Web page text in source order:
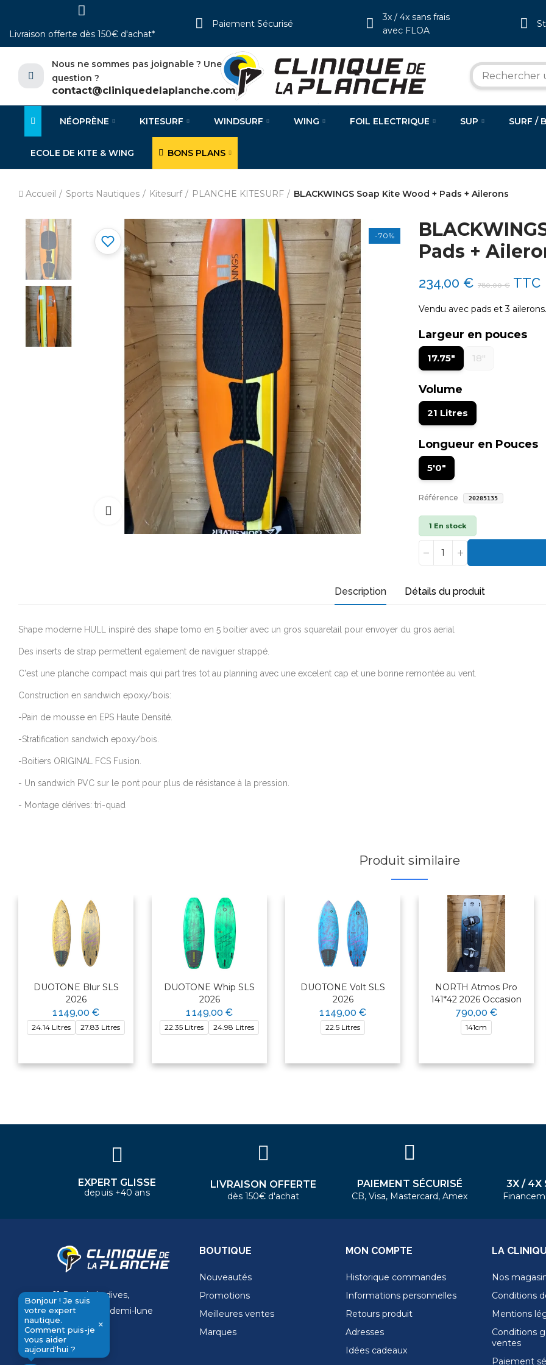
Livraison offerte dès 150€ d'achat*
Paiement Sécurisé
3x / 4x sans frais
avec FLOA
Nous ne sommes pas joignable ? Une
question ?
contact@cliniquedelaplanche.com
NÉOPRÈNE KITESURF WINDSURF WING FOIL ELECTRIQUE SUP SURF /
ECOLE DE KITE & WING BONS PLANS
Accueil Sports Nautiques Kitesurf PLANCHE KITESURF BLACKWINGS Soap Kite Wood + Pads + Ailerons
-70%
Cliquez pour agrandir
Pads +
234,00 € 780,00 € TTC
Vendu avec pads et 3 ailerons.
Largeur en pouces
17.75" 18"
Volume
21 Litres
Longueur en Pouces
5'0"
Référence 20285135
1 En stock
Description Détails du produit
Shape moderne HULL inspiré des shape tomo en 5 boitier avec un gros squaretail pour envoyer du gros aerial
Des inserts de strap permettent egalement de naviguer strappé.
C'est une planche compact mais qui part tres tot au planning avec une excelent cap et une bonne remontée au vent.
Construction en sandwich epoxy/bois:
-Pain de mousse en EPS Haute Densité.
-Stratification sandwich epoxy/bois.
-Boitiers ORIGINAL FCS Fusion.
- Un sandwich PVC sur le pont pour plus de résistance à la pression.
- Montage dérives: tri-quad
Produit similaire
DUOTONE Blur SLS
2026
1 149,00 €
24.14 Litres 27.83 Litres
DUOTONE Whip SLS
2026
1 149,00 €
22.35 Litres 24.98 Litres
DUOTONE Volt SLS
2026
1 149,00 €
22.5 Litres
NORTH Atmos Pro
141*42 2026 Occasion
790,00 €
141cm
×
send
Bonjour ! Je suis
votre expert
nautique.
Comment puis-je
vous aider
aujourd'hui ?
×
EXPERT GLISSE
depuis +40 ans
LIVRAISON OFFERTE
dès 150€ d'achat
PAIEMENT SÉCURISÉ
CB, Visa, Mastercard, Amex
3X / 4X
11 Rue de la dives,
4 Place de la demi-lune
14000 Caen
BOUTIQUE
Nouveautés
Promotions
Meilleures ventes
Marques
MON COMPTE
Historique commandes
Informations personnelles
Retours produit
Adresses
Idées cadeaux
LA
Nos
Conditions
Mentions
Conditions
ventes
Paiement